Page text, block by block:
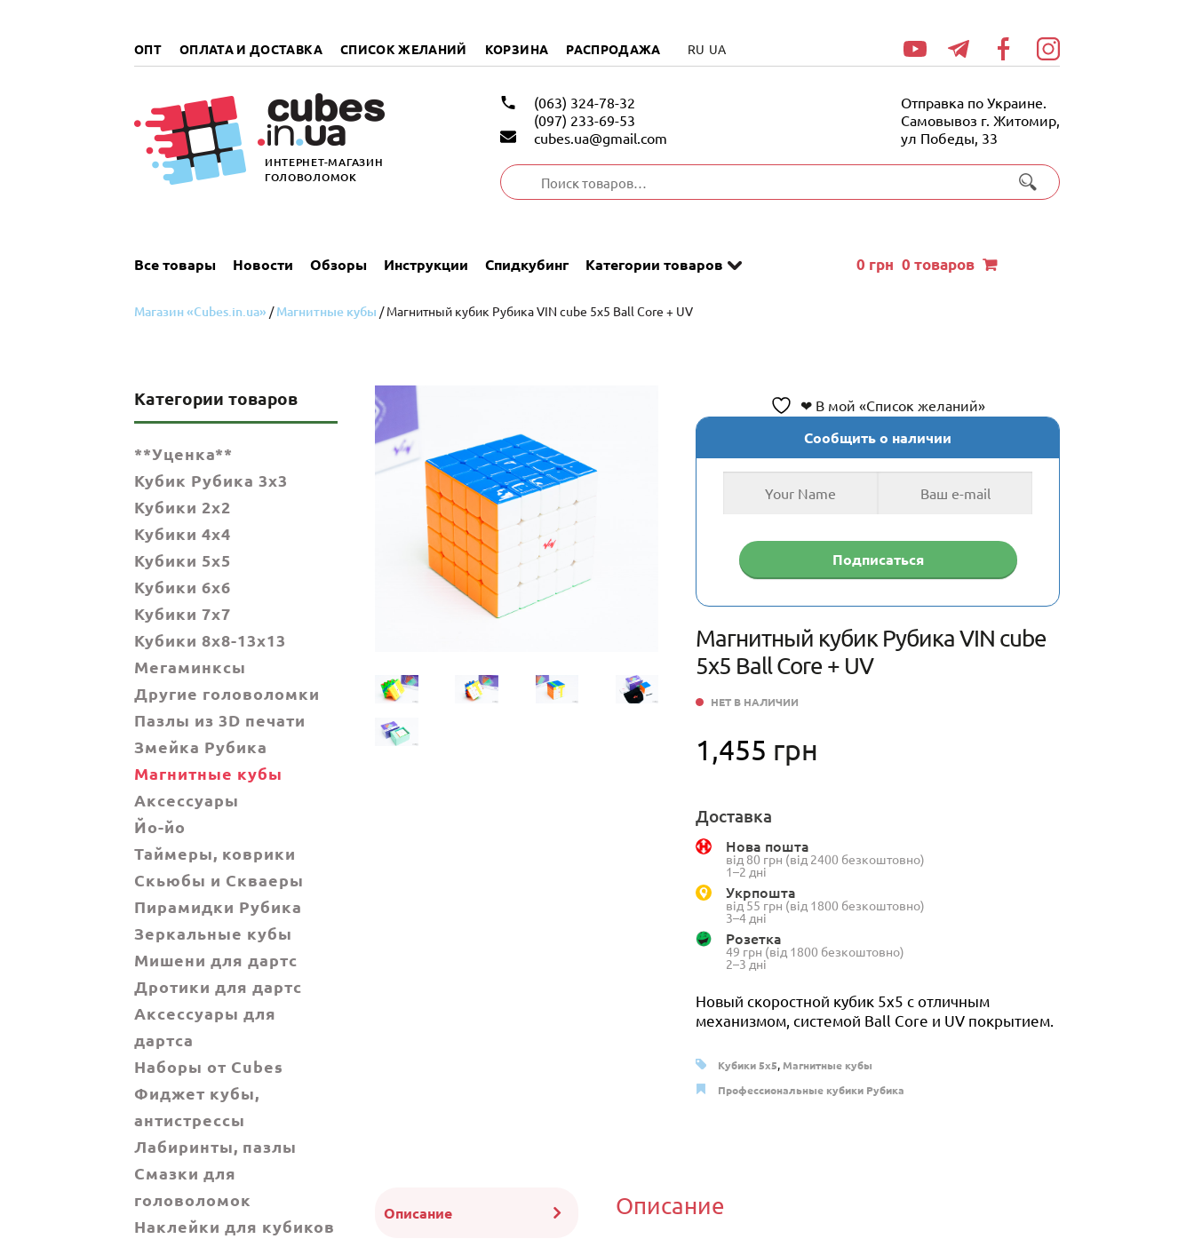
ОПТ ОПЛАТА И ДОСТАВКА СПИСОК ЖЕЛАНИЙ КОРЗИНА РАСПРОДАЖА RU UA
ИНТЕРНЕТ-МАГАЗИН
ГОЛОВОЛОМОК
(063) 324-78-32
(097) 233-69-53
cubes.ua@gmail.com
Отправка по Украине.
Самовывоз г. Житомир,
ул Победы, 33
Искать:
Все товары Новости Обзоры Инструкции Спидкубинг Категории товаров 0 грн 0 товаров
Магазин «Cubes.in.ua» /Магнитные кубы / Магнитный кубик Рубика VIN cube 5х5 Ball Core + UV
❤ В мой «Список желаний»
Магнитный кубик Рубика VIN cube
5х5 Ball Core + UV
1,455 грн
Новый скоростной кубик 5х5 с отличным
механизмом, системой Ball Core и UV покрытием.
НЕТ В НАЛИЧИИ
Сообщить о наличии
Доставка
Нова пошта
від 80 грн (від 2400 безкоштовно)
1–2 дні
Укрпошта
від 55 грн (від 1800 безкоштовно)
3–4 дні
Розетка
49 грн (від 1800 безкоштовно)
2–3 дні
Кубики 5x5,Магнитные кубы
Профессиональные кубики Рубика
Описание Описание
Категории товаров
**Уценка**
Кубик Рубика 3x3
Кубики 2x2
Кубики 4x4
Кубики 5x5
Кубики 6х6
Кубики 7х7
Кубики 8x8-13x13
Мегаминксы
Другие головоломки
Пазлы из 3D печати
Змейка Рубика
Магнитные кубы
Аксессуары
Йо-йо
Таймеры, коврики
Скьюбы и Скваеры
Пирамидки Рубика
Зеркальные кубы
Мишени для дартс
Дротики для дартс
Аксессуары для
дартса
Наборы от Cubes
Фиджет кубы,
антистрессы
Лабиринты, пазлы
Смазки для
головоломок
Наклейки для кубиков